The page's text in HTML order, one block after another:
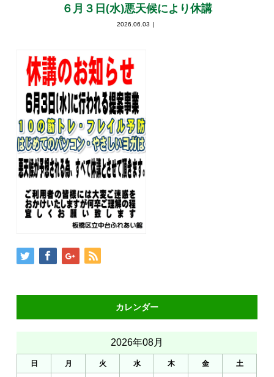
６月３日(水)悪天候により休講
2026.06.03
カレンダー
2026年08月
日 月 火 水 木 金 土